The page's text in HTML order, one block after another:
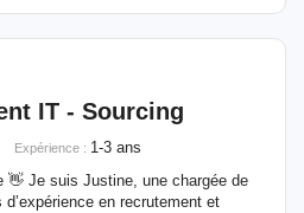
IT - Sourcing
Expérience : 1-3 ans
👋 Je suis Justine, une chargée de
en recrutement et